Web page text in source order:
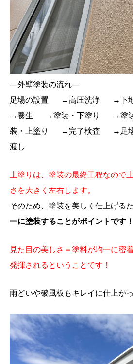
―外壁塗装の流れ―
足場の設置 →高圧洗浄 →下地
→養生 →塗装・下塗り →塗
装・上塗り →完了検査 →足
渡し
上塗りは、塗装の最終工程なので
さを大きく左右します。
そのため、塗装を美しく仕上げるた
一に塗装することがポイントです！
見た目の美しさ＝塗料が均一に密
発揮されるということです！
雨どいや破風板もキレイに仕上が